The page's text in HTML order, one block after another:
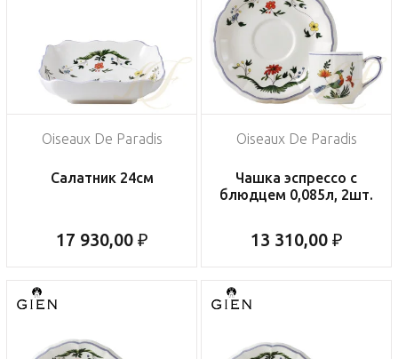
Oiseaux De Paradis
Салатник 24см
17 930,00 ₽
Oiseaux De Paradis
Чашка эспрессо с
блюдцем 0,085л, 2шт.
13 310,00 ₽